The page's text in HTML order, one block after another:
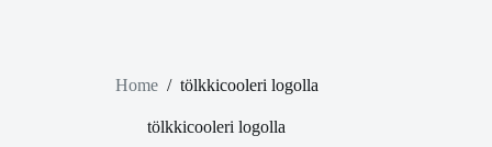
Home / tölkkicooleri logolla
tölkkicooleri logolla